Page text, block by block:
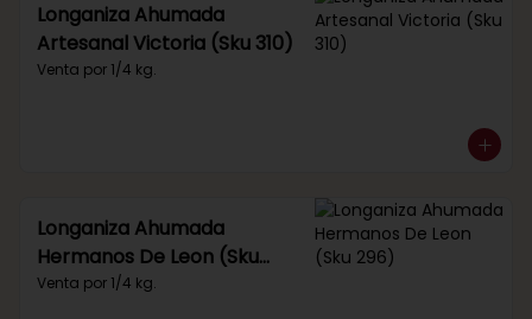
Longaniza Ahumada
Artesanal Victoria (Sku 310)
Venta por 1/4 kg.
Longaniza Ahumada
Hermanos De Leon (Sku
296)
Venta por 1/4 kg.